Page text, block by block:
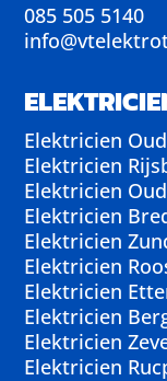
085 505 5140
Elektricien
Elektricien
Elektricien
Elektricien
Elektricien
Elektricien
Elektricien
Elektricien
Elektricien
Elektricien